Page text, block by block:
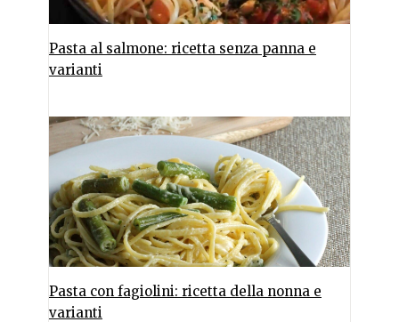
Pasta al salmone: ricetta senza panna e
varianti
Pasta con fagiolini: ricetta della nonna e
varianti